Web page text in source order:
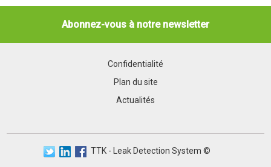
Abonnez-vous à notre newsletter
Confidentialité
Plan du site
Actualités
TTK - Leak Detection System ©